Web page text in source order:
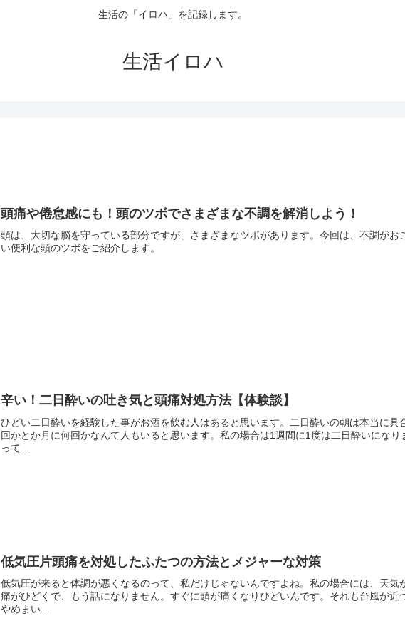
生活の「イロハ」を記録します。
生活イロハ
頭痛や倦怠感にも！頭のツボでさまざまな不調を解消しよう！
頭は、大切な脳を守っている部分ですが、さまざまなツボがあります。今回は、不調がお
い便利な頭のツボをご紹介します。
辛い！二日酔いの吐き気と頭痛対処方法【体験談】
ひどい二日酔いを経験した事がお酒を飲む人はあると思います。二日酔いの朝は本当に
回かとか月に何回かなんて人もいると思います。私の場合は1週間に1度は二日酔いにな
って...
低気圧片頭痛を対処したふたつの方法とメジャーな対策
低気圧が来ると体調が悪くなるのって、私だけじゃないんですよね。私の場合には、天
痛がひどくで、もう話になりません。すぐに頭が痛くなりひどいんです。それも台風が
やめまい...